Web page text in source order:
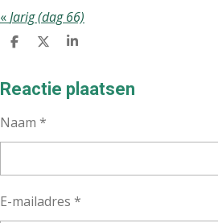
«Jarig (dag 66)
D
E
N
D
L
S
R
E
Reactie plaatsen
Naam *
E-mailadres *